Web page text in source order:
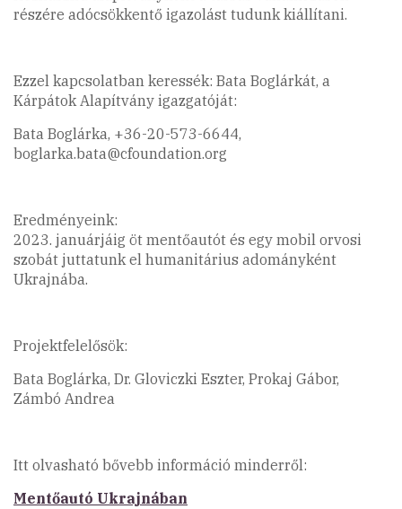
részére adócsökkentő igazolást tudunk kiállítani.
Ezzel kapcsolatban keressék: Bata Boglárkát, a
Kárpátok Alapítvány igazgatóját:
Bata Boglárka, +36-20-573-6644,
boglarka.bata@cfoundation.org
Eredményeink:
2023. januárjáig öt mentőautót és egy mobil orvosi
szobát juttatunk el humanitárius adományként
Ukrajnába.
Projektfelelősök:
Bata Boglárka, Dr. Gloviczki Eszter, Prokaj Gábor,
Zámbó Andrea
Itt olvasható bővebb információ minderről:
Mentőautó Ukrajnában